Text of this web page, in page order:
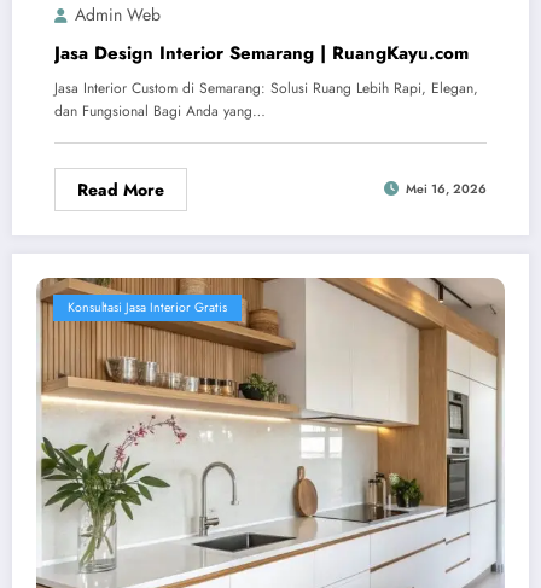
Admin Web
Jasa Design Interior Semarang | RuangKayu.com
Jasa Interior Custom di Semarang: Solusi Ruang Lebih Rapi, Elegan,
dan Fungsional Bagi Anda yang…
Read More Mei 16, 2026
Konsultasi Jasa Interior Gratis